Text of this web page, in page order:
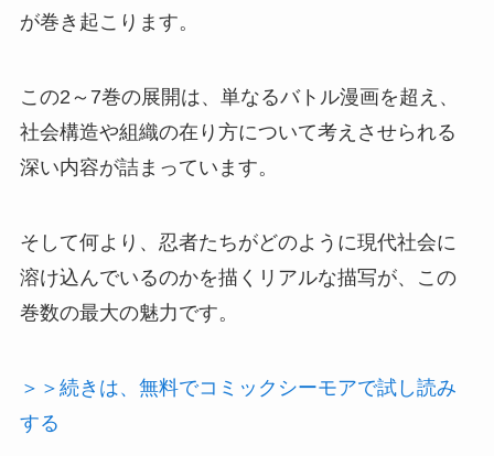
が巻き起こります。
この2～7巻の展開は、単なるバトル漫画を超え、
社会構造や組織の在り方について考えさせられる
深い内容が詰まっています。
そして何より、忍者たちがどのように現代社会に
溶け込んでいるのかを描くリアルな描写が、この
巻数の最大の魅力です。
＞＞続きは、無料でコミックシーモアで試し読み
する